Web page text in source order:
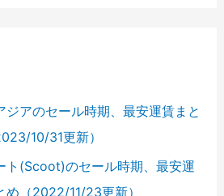
ジアのセール時期、最安運賃まと
10/31更新）
ト(Scoot)のセール時期、最安運
め（2022/11/23更新）